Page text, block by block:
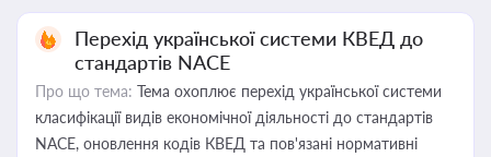
Перехід української системи КВЕД до
стандартів NACE
Про що тема: Тема охоплює перехід української системи
класифікації видів економічної діяльності до стандартів
NACE, оновлення кодів КВЕД та пов'язані нормативні